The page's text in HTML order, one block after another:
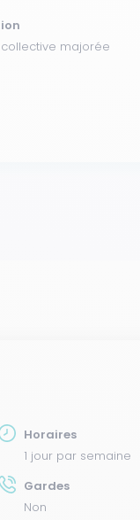
majorée
Horaires
1 jour par semaine
Gardes
Non